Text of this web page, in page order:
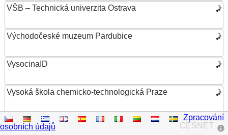
VŠB – Technická univerzita Ostrava
Východočeské muzeum Pardubice
VysocinaID
Vysoká škola chemicko-technologická Praze
Vysoká škola ekonomická v Praze
CESNET
Zpracování
osobních údajů